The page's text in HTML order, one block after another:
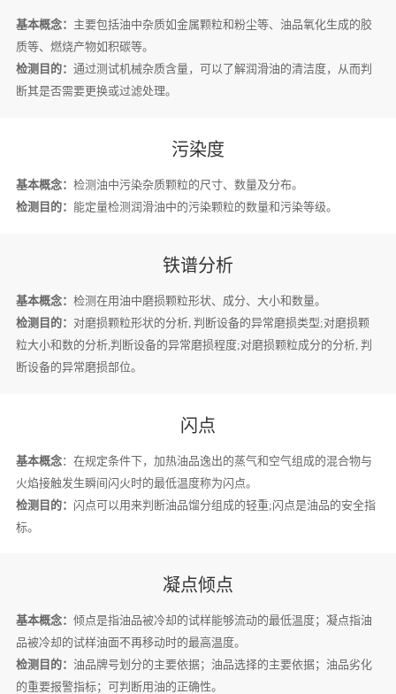
基本概念： 主要包括油中杂质如金属颗粒和粉尘等、油品氧化生成的胶
质等、燃烧产物如积碳等。
检测目的： 通过测试机械杂质含量，可以了解润滑油的清洁度，从而判
断其是否需要更换或过滤处理。
污染度
基本概念： 检测油中污染杂质颗粒的尺寸、数量及分布。
检测目的： 能定量检测润滑油中的污染颗粒的数量和污染等级。
铁谱分析
基本概念： 检测在用油中磨损颗粒形状、成分、大小和数量。
检测目的： 对磨损颗粒形状的分析, 判断设备的异常磨损类型;对磨损颗
粒大小和数的分析,判断设备的异常磨损程度;对磨损颗粒成分的分析, 判
断设备的异常磨损部位。
闪点
基本概念：在规定条件下，加热油品逸出的蒸气和空气组成的混合物与
火焰接触发生瞬间闪火时的最低温度称为闪点。
检测目的： 闪点可以用来判断油品馏分组成的轻重;闪点是油品的安全指
标。
凝点倾点
基本概念： 倾点是指油品被冷却的试样能够流动的最低温度；凝点指油
品被冷却的试样油面不再移动时的最高温度。
检测目的： 油品牌号划分的主要依据；油品选择的主要依据；油品劣化
的重要报警指标；可判断用油的正确性。